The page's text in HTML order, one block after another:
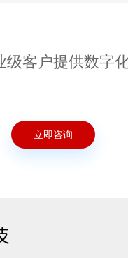
级客户提供数字
立即咨询